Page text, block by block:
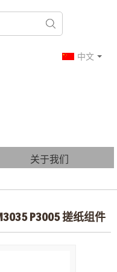
中文
关于我们
博客
联系我们
P3005 搓纸组件